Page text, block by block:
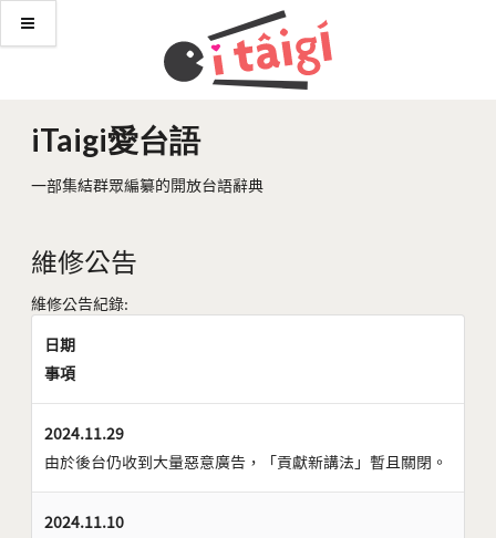
iTaigi愛台語
一部集結群眾編纂的開放台語辭典
維修公告
維修公告紀錄:
日期
事項
2024.11.29
由於後台仍收到大量惡意廣告，「貢獻新講法」暫且關閉。
2024.11.10